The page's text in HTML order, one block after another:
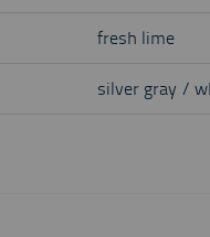
fresh lime
silver gray /